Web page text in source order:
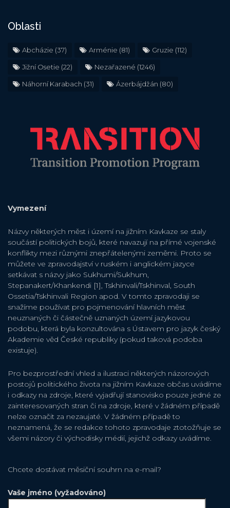
Oblasti
Abcházie (37) Arménie (81) Gruzie (112)
Jižní Osetie (22) Nezařazené (1246)
Náhorní Karabach (31) Ázerbájdžán (80)
Vymezení
Názvy některých měst i území na jižním Kavkaze se staly
součástí politických bojů, které navazují na přímé vojenské
konflikty mezi různými znepřátelenými zeměmi. Proto se
můžete ve zpravodajství v ruském i anglickém jazyce
setkávat s názvy jako Sukhumi/Sukhum,
Stepanakert/Khankendi [1], Tskhinvali/Tskhinval, South
Ossetia/Tskhinvali Region apod. V tomto zpravodaji se
snažíme používat pro pojmenování hlavních měst
neuznaných či částečně uznaných území jazykovou
podobu, která byla konzultována s Ústavem pro jazyk český
Akademie věd České republiky (pokud taková podoba
existuje).
Pro bezprostřední vhled a ilustraci některých názorových
postojů politického života na jižním Kavkaze občas uvádíme
i odkazy na zdroje, které vyjadřují stanovisko pouze jedné ze
zainteresovaných stran či na zdroje, které v žádném případě
nelze označit za nezaujaté. V žádném případě to
neznamená, že se redakce tohoto zpravodaje ztotožňuje se
všemi názory či východisky médií, jejichž odkazy uvádíme.
Chcete dostávat měsiční souhrn na e-mail?
Vaše jméno (vyžadováno)